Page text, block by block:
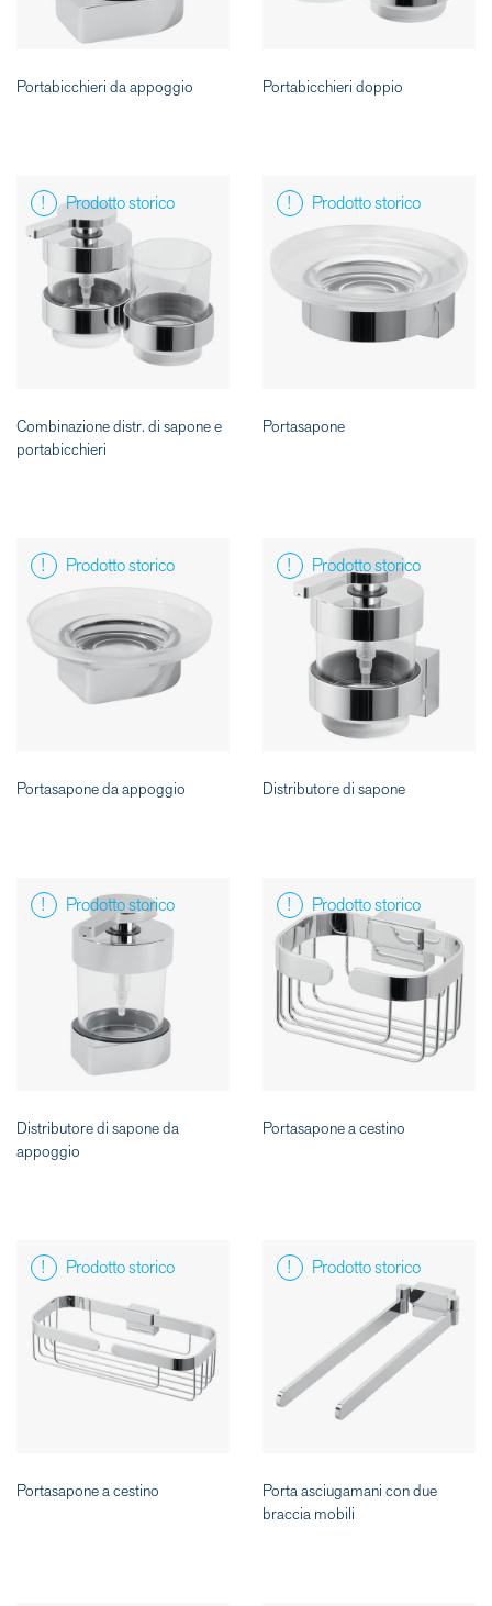
Portabicchieri da appoggio Portabicchieri doppio
Prodotto storico
Combinazione distr. di sapone e
portabicchieri
Prodotto storico
Portasapone
Prodotto storico
Portasapone da appoggio
Prodotto storico
Distributore di sapone
Prodotto storico
Distributore di sapone da
appoggio
Prodotto storico
Portasapone a cestino
Prodotto storico
Portasapone a cestino
Prodotto storico
Porta asciugamani con due
braccia mobili